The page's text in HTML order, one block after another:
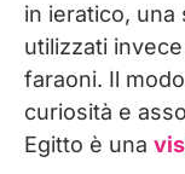
in ieratico,
utilizzati
faraoni. Il
curiosità e
Egitto è una